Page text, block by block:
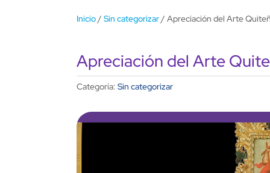
Inicio/ Sin categorizar/ Apreciación del Arte
Apreciación del Arte
Categoría: Sin categorizar